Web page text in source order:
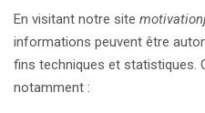
En visitant notre site
informations peuvent être
fins techniques et statistiques.
notamment :